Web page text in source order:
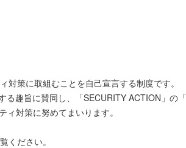
対策に取組むことを自己宣言する制度です。
る趣旨に賛同し、「SECURITY ACTION」の
対策に努めてまいります。
ください。